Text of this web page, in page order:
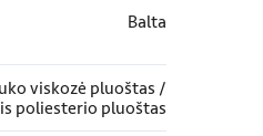
Balta
viskozė pluoštas /
poliesterio pluoštas